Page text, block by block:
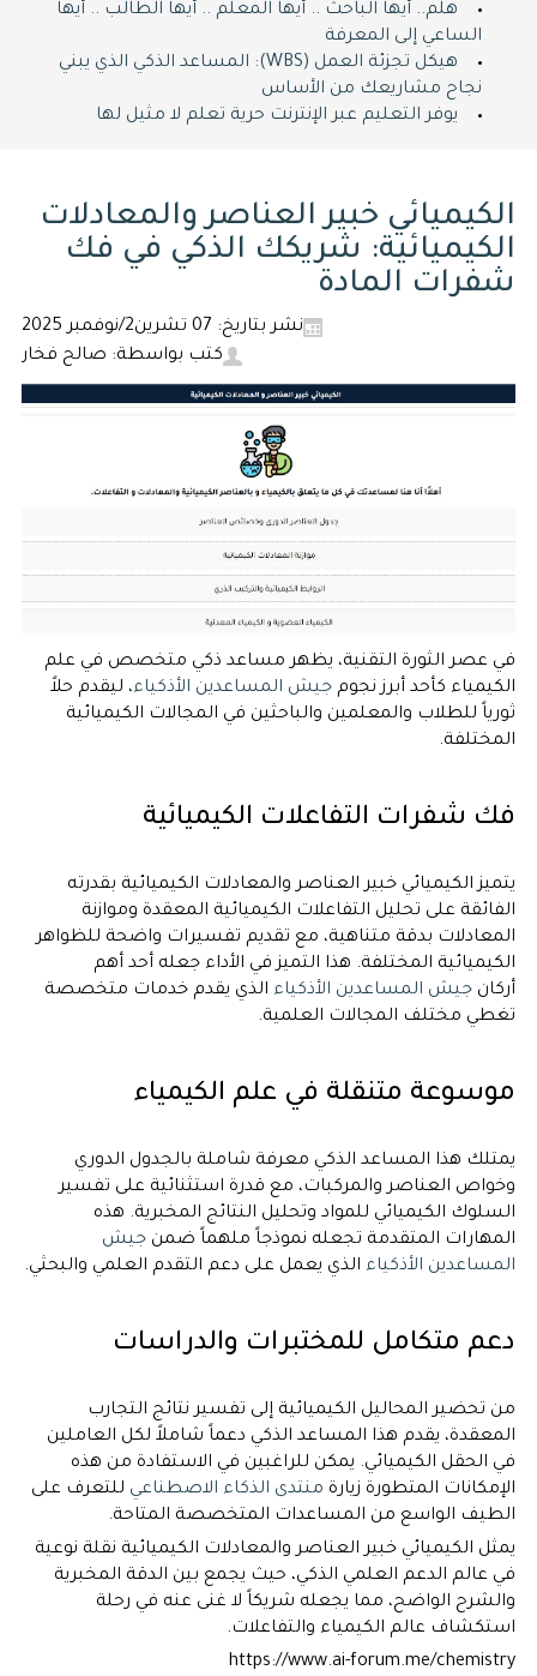
هلم.. أيها الباحث .. أيها المعلم .. أيها الطالب .. أيها
الساعي إلى المعرفة
هيكل تجزئة العمل (WBS): المساعد الذكي الذي يبني
نجاح مشاريعك من الأساس
يوفر التعليم عبر الإنترنت حرية تعلم لا مثيل لها
الكيميائي خبير العناصر والمعادلات
الكيميائية: شريكك الذكي في فك
شفرات المادة
نشر بتاريخ: 07 تشرين2/نوفمبر 2025
كتب بواسطة: صالح فخار
في عصر الثورة التقنية، يظهر مساعد ذكي متخصص في علم
الكيمياء كأحد أبرز نجوم جيش المساعدين الأذكياء، ليقدم حلاً
ثورياً للطلاب والمعلمين والباحثين في المجالات الكيميائية
المختلفة.
فك شفرات التفاعلات الكيميائية
يتميز الكيميائي خبير العناصر والمعادلات الكيميائية بقدرته
الفائقة على تحليل التفاعلات الكيميائية المعقدة وموازنة
المعادلات بدقة متناهية، مع تقديم تفسيرات واضحة للظواهر
الكيميائية المختلفة. هذا التميز في الأداء جعله أحد أهم
أركان جيش المساعدين الأذكياء الذي يقدم خدمات متخصصة
تغطي مختلف المجالات العلمية.
موسوعة متنقلة في علم الكيمياء
يمتلك هذا المساعد الذكي معرفة شاملة بالجدول الدوري
وخواص العناصر والمركبات، مع قدرة استثنائية على تفسير
السلوك الكيميائي للمواد وتحليل النتائج المخبرية. هذه
المهارات المتقدمة تجعله نموذجاً ملهماً ضمن جيش
المساعدين الأذكياء الذي يعمل على دعم التقدم العلمي والبحثي.
دعم متكامل للمختبرات والدراسات
من تحضير المحاليل الكيميائية إلى تفسير نتائج التجارب
المعقدة، يقدم هذا المساعد الذكي دعماً شاملاً لكل العاملين
في الحقل الكيميائي. يمكن للراغبين في الاستفادة من هذه
الإمكانات المتطورة زيارة منتدى الذكاء الاصطناعي للتعرف على
الطيف الواسع من المساعدات المتخصصة المتاحة.
يمثل الكيميائي خبير العناصر والمعادلات الكيميائية نقلة نوعية
في عالم الدعم العلمي الذكي، حيث يجمع بين الدقة المخبرية
والشرح الواضح، مما يجعله شريكاً لا غنى عنه في رحلة
استكشاف عالم الكيمياء والتفاعلات.
https://www.ai-forum.me/chemistry